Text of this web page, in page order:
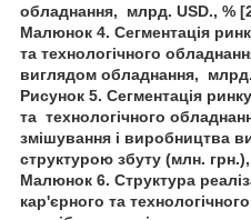
обладнання, млрд. USD., %
Малюнок 4. Сегментація
та технологічного
виглядом обладнання,
Рисунок 5. Сегментація
та технологічного
змішування і виробництва
структурою збуту (млн.
Малюнок 6. Структура
кар'єрного та